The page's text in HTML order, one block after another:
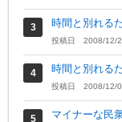
時間と別れる
投稿日 2008/12/
時間と別れる
投稿日 2008/12/
マイナーな民